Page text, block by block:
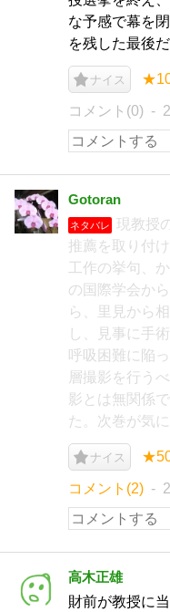
な予感で幕を
を残した最後だ
ナイス
コメント(0)
Gotoran
ネタバレ
現教授
推薦を取り付
工作の挙句、
の国際学会か
ら、里見から
し、見事に手
呼吸困難に陥
層撮影を行う
影とは無関係
た。次巻が気
ナイス
コメント(2)
高木正雄
財前が教授に